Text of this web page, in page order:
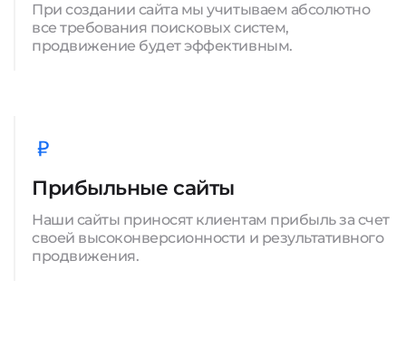
При создании сайта мы учитываем абсолютно
все требования поисковых систем,
продвижение будет эффективным.
Прибыльные сайты
Наши сайты приносят клиентам прибыль за счет
своей высоконверсионности и результативного
продвижения.